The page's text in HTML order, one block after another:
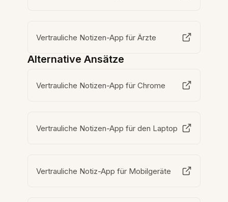
Vertrauliche Notizen-App für Ärzte
Alternative Ansätze
Vertrauliche Notizen-App für Chrome
Vertrauliche Notizen-App für den Laptop
Vertrauliche Notiz-App für Mobilgeräte